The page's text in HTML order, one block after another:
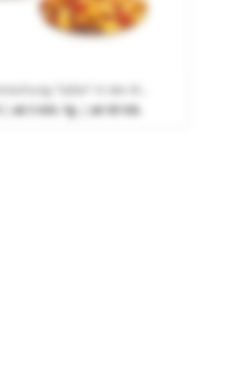
| ab 5 Arb.-Tg. | ab 50 Stk.